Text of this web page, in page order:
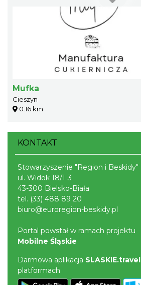
Mufka
Cieszyn
0.16 km
KONTAKT
Stowarzyszenie "Region i Beskidy"
ul. Widok 18/1-3
43-300 Bielsko-Biała
tel. (33) 488 89 20
biuro@euroregion-beskidy.pl
Portal powstał w ramach projektu
Mobilne Śląskie
Darmowa aplikacja SLASKIE.travel
platformach